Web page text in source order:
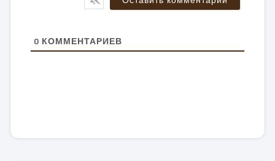
0 КОММЕНТАРИЕВ